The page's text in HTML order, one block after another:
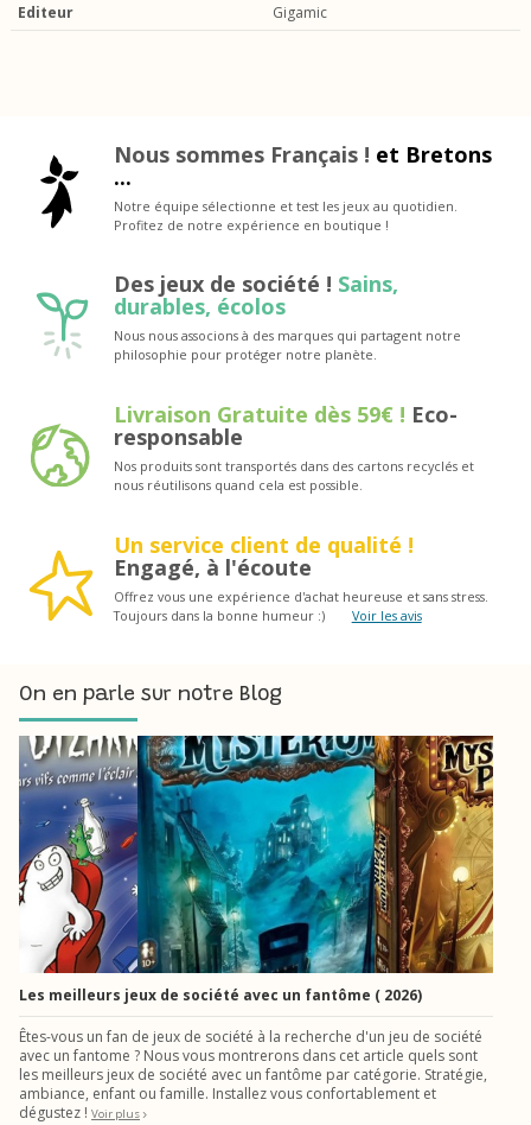
Editeur
Gigamic
Nous sommes Français ! et Bretons
...
Notre équipe sélectionne et test les jeux au quotidien.
Profitez de notre expérience en boutique !
Des jeux de société ! Sains,
durables, écolos
Nous nous associons à des marques qui partagent notre
philosophie pour protéger notre planète.
Livraison Gratuite dès 59€ ! Eco-
responsable
Nos produits sont transportés dans des cartons recyclés et
nous réutilisons quand cela est possible.
Un service client de qualité !
Engagé, à l'écoute
Offrez vous une expérience d'achat heureuse et sans stress.
Toujours dans la bonne humeur :)
Voir les avis
On en parle sur notre Blog
Les meilleurs jeux de société avec un fantôme ( 2026)
Êtes-vous un fan de jeux de société à la recherche d'un jeu de société
avec un fantome ? Nous vous montrerons dans cet article quels sont
les meilleurs jeux de société avec un fantôme par catégorie. Stratégie,
ambiance, enfant ou famille. Installez vous confortablement et
dégustez ! Voir plus